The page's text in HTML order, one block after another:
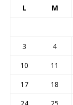
L M
3
4
10
11
17
18